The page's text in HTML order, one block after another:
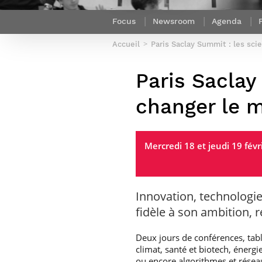
Sport (fr)
Mobilité en France
Parcours Numérique Responsable
Enquête 1er emploi
Expert cybersécurité des réseaux
et des systèmes d’information
Intelligence Artificielle – Expert
Intelligence Artificielle multimodale
Manager des systèmes
d’information (admissions closes)
Focus Newsroom Agenda
Accueil Paris Saclay Summit : les
Paris
changer le
Mercredi 18 et jeudi 19
Innovation,
fidèle à son ambition,
Deux jours de conférences,
climat, santé et biotech,